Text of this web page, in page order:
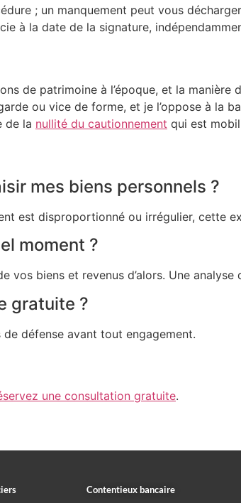
; un manquement peut vous
à la date de la signature,
de patrimoine à l’époque, et la
ou vice de forme, et je l’oppose à la
de la nullité du cautionnement qui est
mes biens personnels ?
est disproportionné ou irrégulier,
moment ?
vos biens et revenus d’alors. Une
gratuite ?
défense avant tout engagement.
une consultation gratuite.
Contentieux bancaire